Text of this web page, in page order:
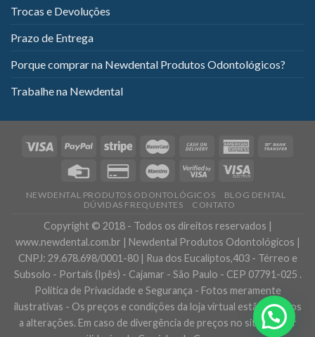
Trocas e Devoluções
Prazo de Entrega
Porque comprar na Newdental Produtos Odontológicos?
Trabalhe na Newdental
NEWDENTAL PRODUTOS ODONTOLÓGICOS
BLOG DENTAL
DÚVIDAS FREQUENTES
CONTATO
Copyright © 2018 - Todos os direitos reservados |
www.newdental.com.br | Newdental Produtos Odontológicos |
CNPJ: 29.678.698/0001-80 | Rua dos Eucaliptos,403 - Térreo e
Subsolo - Portais (Ipês) - Cajamar - São Paulo - CEP 07791-025 .
Política de Privacidade e Segurança - Fotos meramente
ilustrativas - Os preços e condições da loja virtual estão sujeitos
a alterações. Em caso de divergência de preços no site, o valor